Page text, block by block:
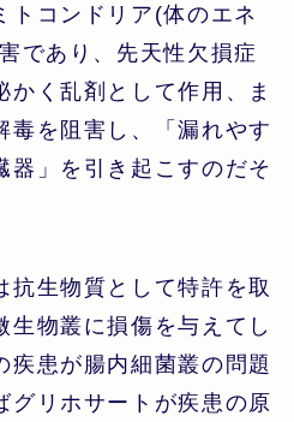
トコンドリア(体のエネ
であり、先天性欠損症
かく乱剤として作用、ま
毒を阻害し、「漏れやす
器」を引き起こすのだそ
抗生物質として特許を取
生物叢に損傷を与えてし
疾患が腸内細菌叢の問題
グリホサートが疾患の原